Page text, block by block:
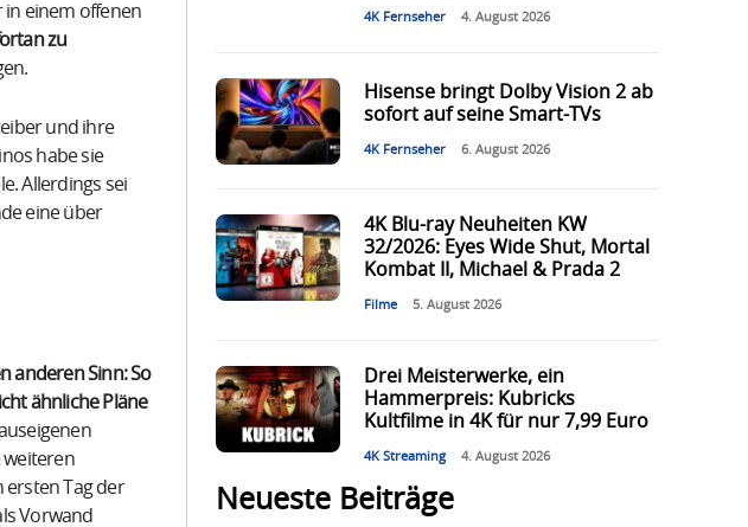
in einem offenen
zu
und ihre
habe sie
Allerdings sei
eine über
anderen Sinn: So
ähnliche Pläne
weiteren
ersten Tag der
Vorwand
4K Fernseher 4. August 2026
Hisense bringt Dolby Vision 2 ab
sofort auf seine Smart-TVs
4K Fernseher 6. August 2026
4K Blu-ray Neuheiten KW
32/2026: Eyes Wide Shut, Mortal
Kombat II, Michael & Prada 2
Filme 5. August 2026
Drei Meisterwerke, ein
Hammerpreis: Kubricks
Kultfilme in 4K für nur 7,99 Euro
4K Streaming 4. August 2026
Neueste Beiträge